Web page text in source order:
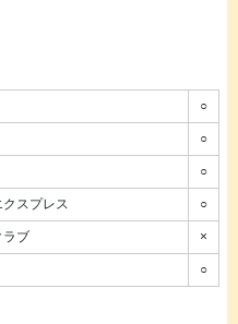
○
○
○
スプレス ○
ラブ ×
○